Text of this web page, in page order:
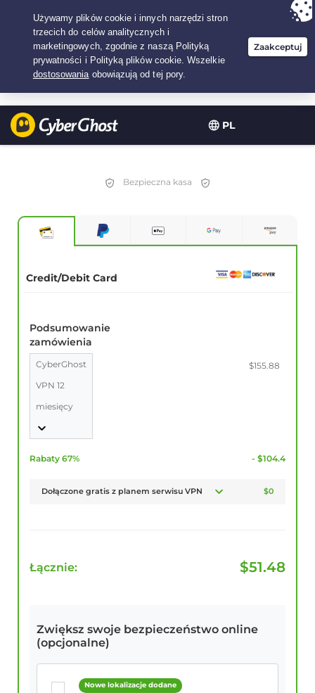
PL
Twój wybór:Najlepsza umowana3.3333333333333-lat w$
/miesiąc
Bezpieczna kasa
Credit/Debit Card
Podsumowanie
zamówienia
CyberGhost
VPN 12
miesięcy
$155.88
Rabaty 67% - $104.4
Dołączone gratis z planem serwisu VPN $0
Łącznie: $51.48
Zwiększ swoje bezpieczeństwo online
(opcjonalne)
Nowe lokalizacje dodane